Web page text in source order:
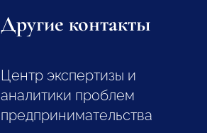
Другие контакты
Центр экспертизы и
аналитики проблем
предпринимательства